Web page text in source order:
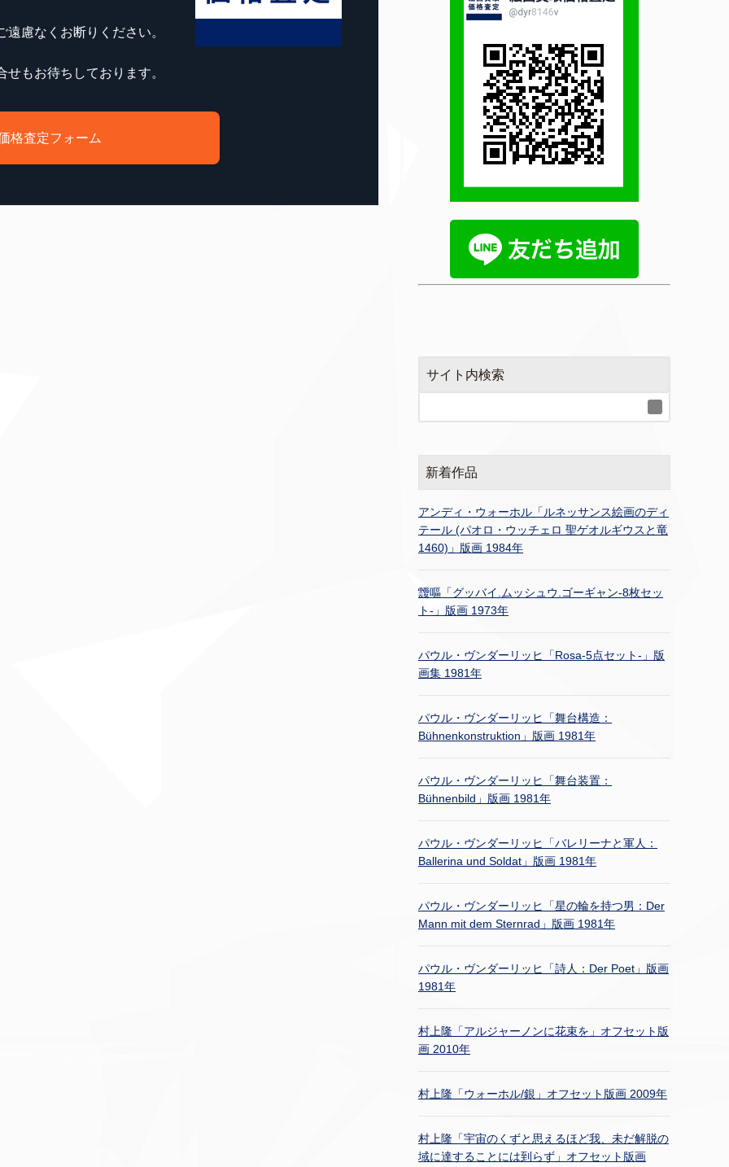
慮なくお断りください。
もお待ちしております。
格査定フォーム
サイト内検索
新着作品
アンディ・ウォーホル「ルネッサンス絵画のディ
テール (パオロ・ウッチェロ 聖ゲオルギウスと竜
1460)」版画 1984年
靉嘔「グッバイ.ムッシュウ.ゴーギャン-8枚セッ
ト-」版画 1973年
パウル・ヴンダーリッヒ「Rosa-5点セット-」版
画集 1981年
パウル・ヴンダーリッヒ「舞台構造：
Bühnenkonstruktion」版画 1981年
パウル・ヴンダーリッヒ「舞台装置：
Bühnenbild」版画 1981年
パウル・ヴンダーリッヒ「バレリーナと軍人：
Ballerina und Soldat」版画 1981年
パウル・ヴンダーリッヒ「星の輪を持つ男：Der
Mann mit dem Sternrad」版画 1981年
パウル・ヴンダーリッヒ「詩人：Der Poet」版画
1981年
村上隆「アルジャーノンに花束を」オフセット版
画 2010年
村上隆「ウォーホル/銀」オフセット版画 2009年
村上隆「宇宙のくずと思えるほど我、未だ解脱の
域に達することには到らず」オフセット版画